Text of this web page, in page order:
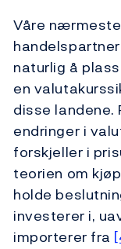
Våre
naturlig å
en
disse landene.
endringer i
forskjeller i
teorien om
holde
investerer i,
importerer fra